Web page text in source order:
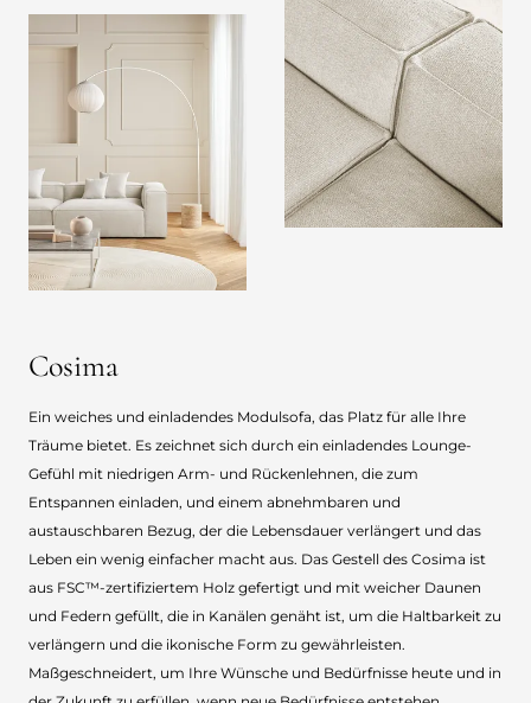
Cosima
Ein weiches und einladendes Modulsofa, das Platz für alle Ihre
Träume bietet. Es zeichnet sich durch ein einladendes Lounge-
Gefühl mit niedrigen Arm- und Rückenlehnen, die zum
Entspannen einladen, und einem abnehmbaren und
austauschbaren Bezug, der die Lebensdauer verlängert und das
Leben ein wenig einfacher macht aus. Das Gestell des Cosima ist
aus FSC™-zertifiziertem Holz gefertigt und mit weicher Daunen
und Federn gefüllt, die in Kanälen genäht ist, um die Haltbarkeit zu
verlängern und die ikonische Form zu gewährleisten.
Maßgeschneidert, um Ihre Wünsche und Bedürfnisse heute und in